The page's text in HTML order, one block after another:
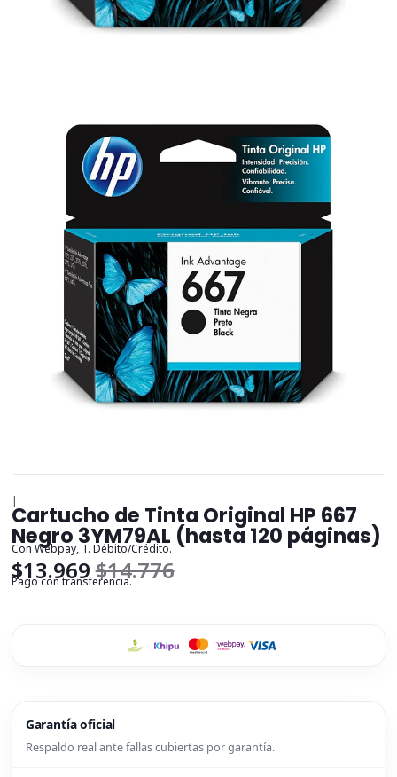
|
Cartucho de Tinta Original HP 667
Negro 3YM79AL (hasta 120 páginas)
Con Webpay, T. Débito/Crédito.
$13.969$14.776
Pago con transferencia.
Garantía oficial
Respaldo real ante fallas cubiertas por garantía.